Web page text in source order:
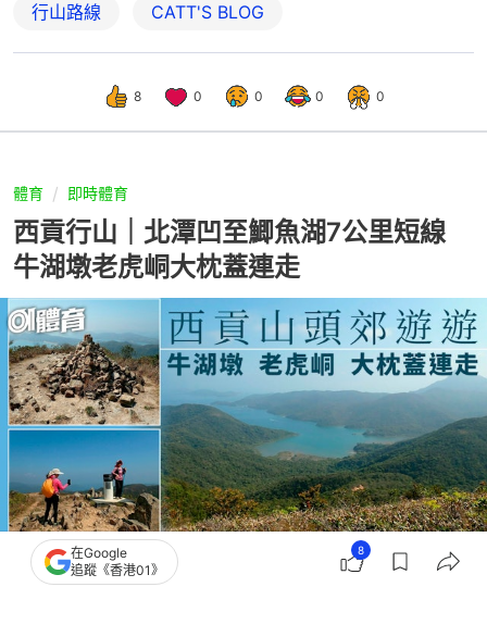
行山路線 CATT'S BLOG
8 0 0 0 0
體育 即時體育
西貢行山｜北潭凹至鯽魚湖7公里短線
牛湖墩老虎峒大枕蓋連走
撰文：山水小組
在Google
追蹤《香港01》
8